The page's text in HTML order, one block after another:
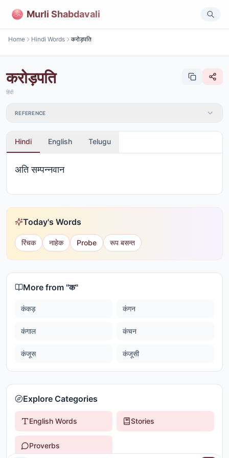
Murli Shabdavali
Home Hindi Words करोड़पति
करोड़पति
हिंदी
REFERENCE
Hindi English Telugu
अति सम्पन्नवान
Today's Words
रिंचक नाहेक Probe रूप बसन्त
More from "क"
कंकड़ कंगन
कंगाल कंचन
कंजूस कंजूसी
Explore Categories
English Words Stories
Proverbs